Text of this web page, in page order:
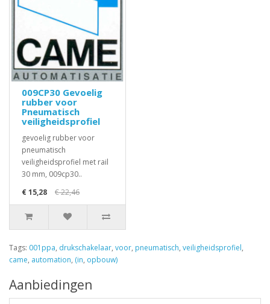
009CP30 Gevoelig
rubber voor
Pneumatisch
veiligheidsprofiel
gevoelig rubber voor
pneumatisch
veiligheidsprofiel met rail
30 mm, 009cp30..
€ 15,28
€ 22,46
Tags: 001ppa, drukschakelaar, voor, pneumatisch, veiligheidsprofiel,
came, automation, (in, opbouw)
Aanbiedingen